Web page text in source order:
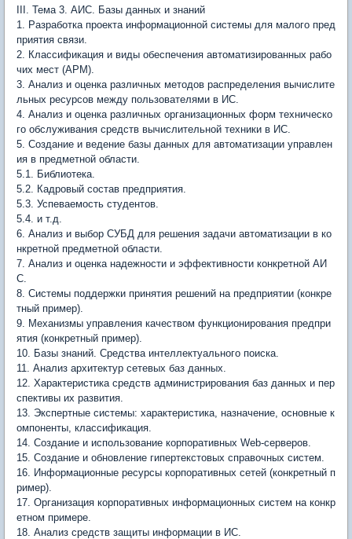
III. Тема 3. АИС. Базы данных и знаний
1. Разработка проекта информационной системы для малого пред
приятия связи.
2. Классификация и виды обеспечения автоматизированных рабо
чих мест (АРМ).
3. Анализ и оценка различных методов распределения вычислите
льных ресурсов между пользователями в ИС.
4. Анализ и оценка различных организационных форм техническо
го обслуживания средств вычислительной техники в ИС.
5. Создание и ведение базы данных для автоматизации управлен
ия в предметной области.
5.1. Библиотека.
5.2. Кадровый состав предприятия.
5.3. Успеваемость студентов.
5.4. и т.д.
6. Анализ и выбор СУБД для решения задачи автоматизации в ко
нкретной предметной области.
7. Анализ и оценка надежности и эффективности конкретной АИ
С.
8. Системы поддержки принятия решений на предприятии (конкре
тный пример).
9. Механизмы управления качеством функционирования предпри
ятия (конкретный пример).
10. Базы знаний. Средства интеллектуального поиска.
11. Анализ архитектур сетевых баз данных.
12. Характеристика средств администрирования баз данных и пер
спективы их развития.
13. Экспертные системы: характеристика, назначение, основные к
омпоненты, классификация.
14. Создание и использование корпоративных Web-серверов.
15. Создание и обновление гипертекстовых справочных систем.
16. Информационные ресурсы корпоративных сетей (конкретный п
ример).
17. Организация корпоративных информационных систем на конкр
етном примере.
18. Анализ средств защиты информации в ИС.